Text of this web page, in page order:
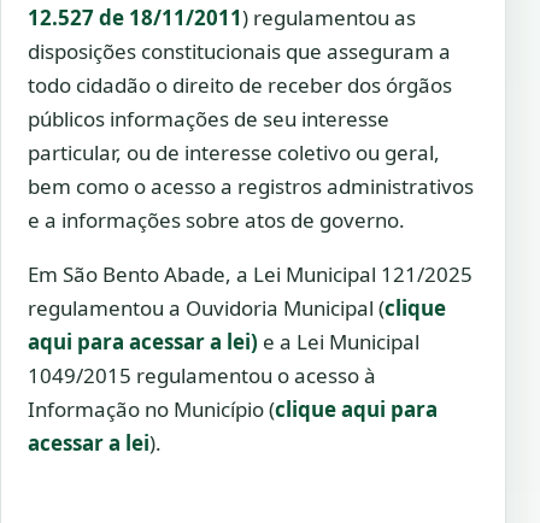
12.527 de 18/11/2011) regulamentou as
disposições constitucionais que asseguram a
todo cidadão o direito de receber dos órgãos
públicos informações de seu interesse
particular, ou de interesse coletivo ou geral,
bem como o acesso a registros administrativos
e a informações sobre atos de governo.
Em São Bento Abade, a Lei Municipal 121/2025
regulamentou a Ouvidoria Municipal (clique
aqui para acessar a lei) e a Lei Municipal
1049/2015 regulamentou o acesso à
Informação no Município (clique aqui para
acessar a lei).